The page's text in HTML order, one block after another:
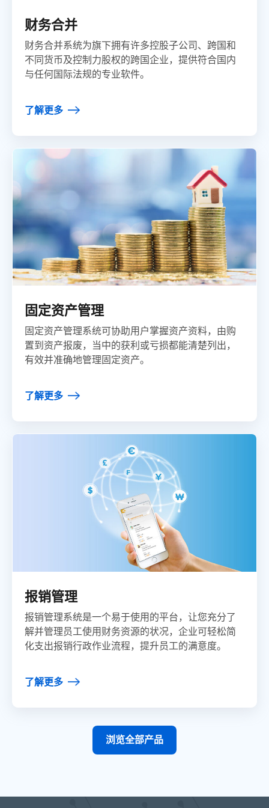
财务合并
财务合并系统为旗下拥有许多控股子公司、跨国和
不同货币及控制力股权的跨国企业，提供符合国内
与任何国际法规的专业软件。
了解更多
固定资产管理
固定资产管理系统可协助用户掌握资产资料，由购
置到资产报废，当中的获利或亏损都能清楚列出，
有效并准确地管理固定资产。
了解更多
报销管理
报销管理系统是一个易于使用的平台，让您充分了
解并管理员工使用财务资源的状况，企业可轻松简
化支出报销行政作业流程，提升员工的满意度。
了解更多
浏览全部产品